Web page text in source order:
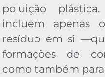
poluição
incluem apenas
resíduo em si
formações de
como também